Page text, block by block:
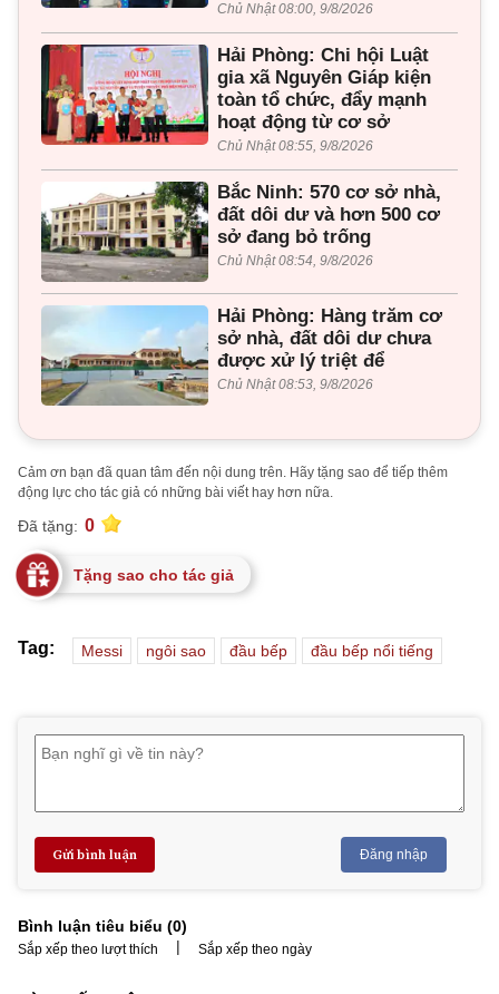
Chủ Nhật 08:00, 9/8/2026
Hải Phòng: Chi hội Luật
gia xã Nguyên Giáp kiện
toàn tổ chức, đẩy mạnh
hoạt động từ cơ sở
Chủ Nhật 08:55, 9/8/2026
Bắc Ninh: 570 cơ sở nhà,
đất dôi dư và hơn 500 cơ
sở đang bỏ trống
Chủ Nhật 08:54, 9/8/2026
Hải Phòng: Hàng trăm cơ
sở nhà, đất dôi dư chưa
được xử lý triệt để
Chủ Nhật 08:53, 9/8/2026
Cảm ơn bạn đã quan tâm đến nội dung trên. Hãy tặng sao để tiếp thêm
động lực cho tác giả có những bài viết hay hơn nữa.
Đã tặng: 0
Tặng sao cho tác giả
Tag: Messi ngôi sao đầu bếp đầu bếp nổi tiếng
Gửi bình luận Đăng nhập
Bình luận tiêu biểu (0)
Sắp xếp theo lượt thích | Sắp xếp theo ngày